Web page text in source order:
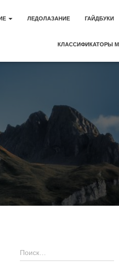
ЛЕДОЛАЗАНИЕ ГАЙДБУКИ
КЛАССИФИКАТОРЫ
Н
а
Поиск…